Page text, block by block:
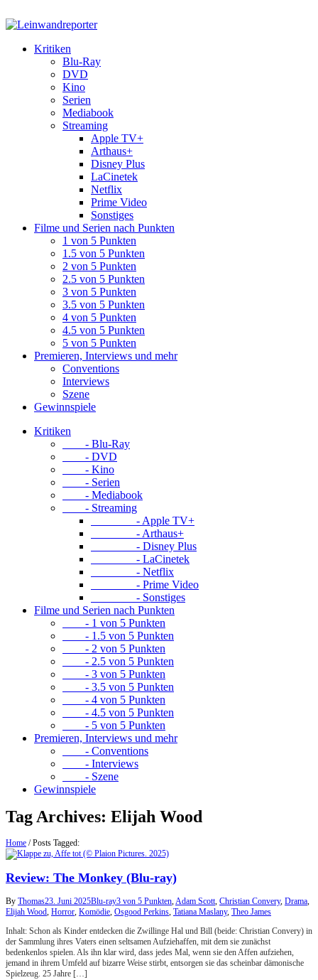
Kritiken
Blu-Ray
DVD
Kino
Serien
Mediabook
Streaming
Apple TV+
Arthaus+
Disney Plus
LaCinetek
Netflix
Prime Video
Sonstiges
Filme und Serien nach Punkten
1 von 5 Punkten
1.5 von 5 Punkten
2 von 5 Punkten
2.5 von 5 Punkten
3 von 5 Punkten
3.5 von 5 Punkten
4 von 5 Punkten
4.5 von 5 Punkten
5 von 5 Punkten
Premieren, Interviews und mehr
Conventions
Interviews
Szene
Gewinnspiele
Kritiken
- Blu-Ray
- DVD
- Kino
- Serien
- Mediabook
- Streaming
- Apple TV+
- Arthaus+
- Disney Plus
- LaCinetek
- Netflix
- Prime Video
- Sonstiges
Filme und Serien nach Punkten
- 1 von 5 Punkten
- 1.5 von 5 Punkten
- 2 von 5 Punkten
- 2.5 von 5 Punkten
- 3 von 5 Punkten
- 3.5 von 5 Punkten
- 4 von 5 Punkten
- 4.5 von 5 Punkten
- 5 von 5 Punkten
Premieren, Interviews und mehr
- Conventions
- Interviews
- Szene
Gewinnspiele
Tag Archives: Elijah Wood
Home /Posts Tagged:
Review: The Monkey (Blu-ray)
By Thomas23. Juni 2025Blu-ray3 von 5 Punkten,Adam Scott, Christian Convery, Drama,
Elijah Wood, Horror, Komödie, Osgood Perkins, Tatiana Maslany, Theo James
Inhalt: Schon als Kinder entdecken die Zwillinge Hal und Bill (beide: Christian Convery) in
der Sammlung ihres Vaters einen seltsamen Aufziehaffen, mit dem sie zunächst
bedenkenlos spielen. Als ihn klar wird, dass jedes Mal, wenn sie den Affen aufziehen,
jemand in ihrem Umfeld auf bizarre Weise stirbt, entsorgen sie das scheinbar dämonische
Spielzeug. 25 Jahre […]